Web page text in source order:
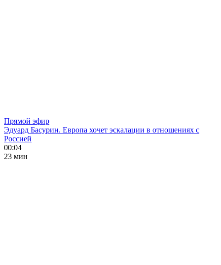
Прямой эфир
Эдуард Басурин. Европа хочет эскалации в отношениях с
Россией
00:04
23 мин